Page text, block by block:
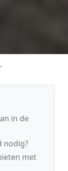
in de
nodig?
met